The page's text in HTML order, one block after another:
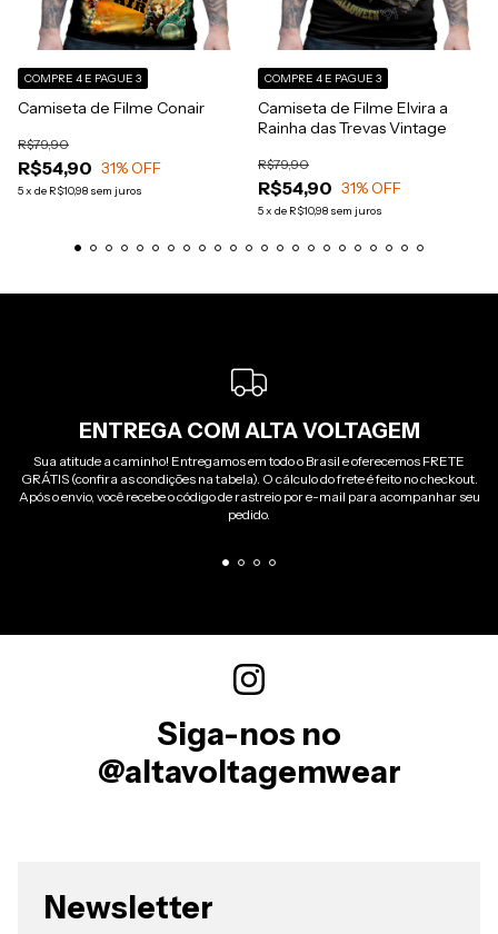
Camiseta de Filme Conair
R$54,90
R$79,90
31% OFF
5x de R$10,98 sem juros
COMPRE 4 E PAGUE 3
Camiseta de Filme Elvira a
Rainha das Trevas Vintage
R$54,90
R$79,90
31% OFF
5x de R$10,98 sem juros
COMPRE 4 E PAGUE 3
ENTREGA COM ALTA VOLTAGEM
Sua atitude a caminho! Entregamos em todo o Brasil e oferecemos FRETE
GRÁTIS (confira as condições na tabela). O cálculo do frete é feito no checkout.
Após o envio, você recebe o código de rastreio por e-mail para acompanhar seu
pedido.
Siga-nos no
@altavoltagemwear
Newsletter